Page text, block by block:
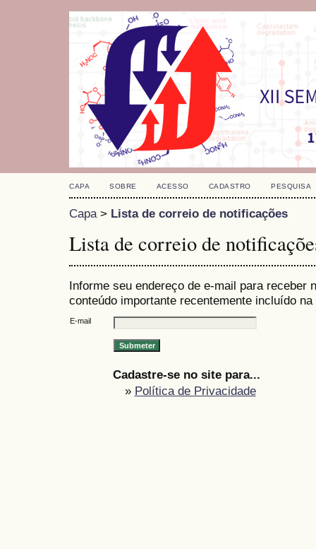
CAPA SOBRE ACESSO CADASTRO PESQUISA
Capa> Lista de correio de notificações
Lista de correio de
Informe seu endereço de e-mail para receber
conteúdo importante recentemente incluído
E-mail
Cadastre-se no site para...
» Política de Privacidade